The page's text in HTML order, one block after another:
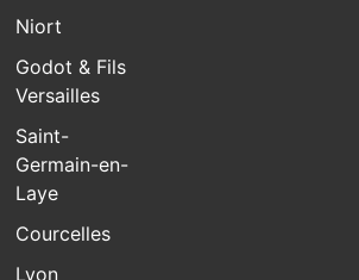
Niort
Godot & Fils
Versailles
Saint-
Germain-en-
Laye
Courcelles
Lyon